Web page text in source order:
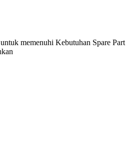
memenuhi Kebutuhan Spare Part